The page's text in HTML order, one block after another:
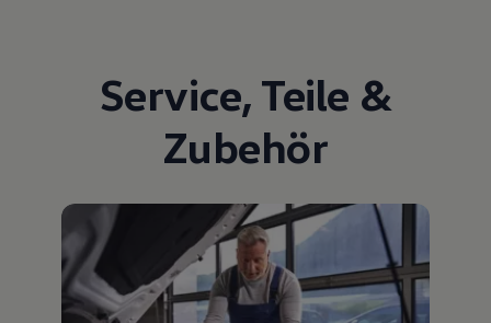
Service, Teile &
Zubehör